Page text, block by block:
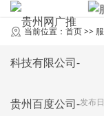
当前位置： 首页>>
发布